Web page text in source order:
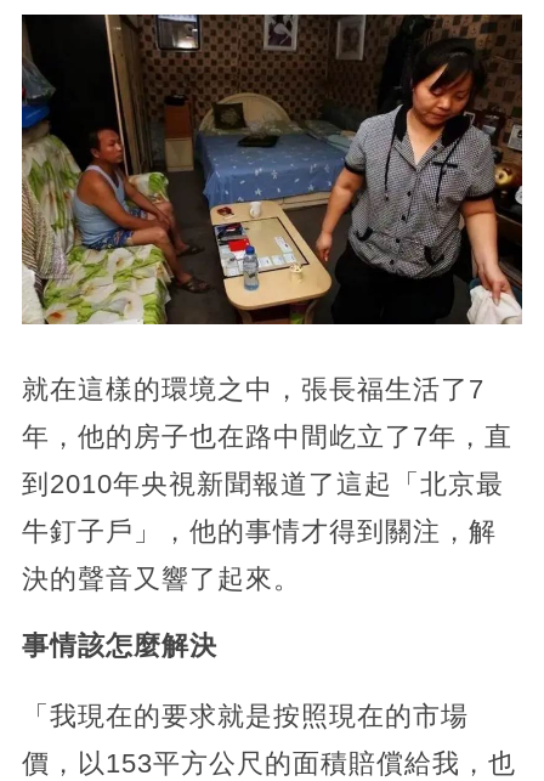
就在這樣的環境之中，張長福生活了7
年，他的房子也在路中間屹立了7年，直
到2010年央視新聞報道了這起「北京最
牛釘子戶」，他的事情才得到關注，解
決的聲音又響了起來。
事情該怎麼解決
「我現在的要求就是按照現在的市場
價，以153平方公尺的面積賠償給我，也